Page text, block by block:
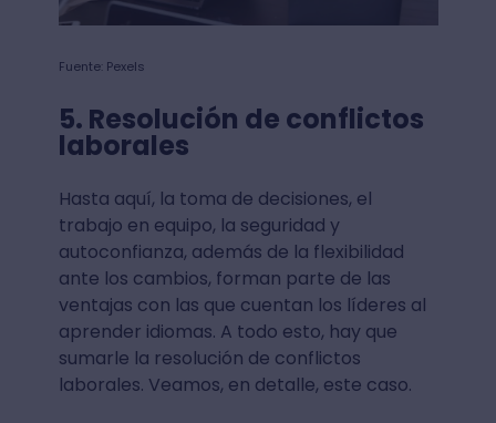
Fuente: Pexels
5. Resolución de conflictos
laborales
Hasta aquí, la toma de decisiones, el
trabajo en equipo, la seguridad y
autoconfianza, además de la flexibilidad
ante los cambios, forman parte de las
ventajas con las que cuentan los líderes al
aprender idiomas. A todo esto, hay que
sumarle la resolución de conflictos
laborales. Veamos, en detalle, este caso.